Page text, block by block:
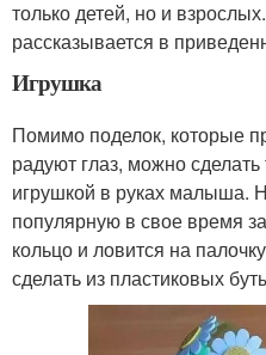
только детей, но и
рассказывается в
Игрушка
Помимо поделок, которые
радуют глаз, можно
игрушкой в руках малыша.
популярную в свое время
кольцо и ловится на
сделать из пластиковых